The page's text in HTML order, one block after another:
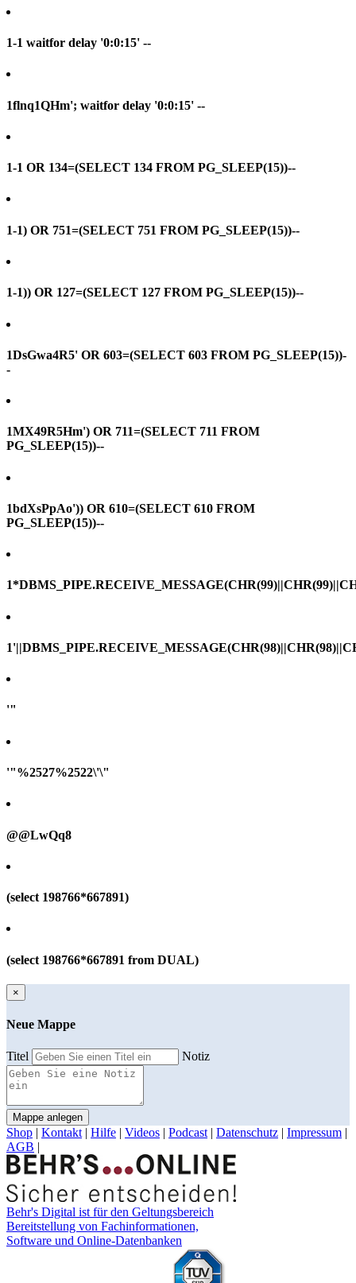
1-1 waitfor delay '0:0:15' --
1flnq1QHm'; waitfor delay '0:0:15' --
1-1 OR 134=(SELECT 134 FROM PG_SLEEP(15))--
1-1) OR 751=(SELECT 751 FROM PG_SLEEP(15))--
1-1)) OR 127=(SELECT 127 FROM PG_SLEEP(15))--
1DsGwa4R5' OR 603=(SELECT 603 FROM PG_SLEEP(15))-
-
1MX49R5Hm') OR 711=(SELECT 711 FROM
PG_SLEEP(15))--
1bdXsPpAo')) OR 610=(SELECT 610 FROM
PG_SLEEP(15))--
'"
'"%2527%2522\'\"
@@LwQq8
(select 198766*667891)
(select 198766*667891 from DUAL)
×
Neue Mappe
Titel Notiz
Mappe anlegen
Shop | Kontakt | Hilfe | Videos | Podcast | Datenschutz | Impressum |
AGB |
Behr's Digital ist für den Geltungsbereich
Bereitstellung von Fachinformationen,
Software und Online-Datenbanken